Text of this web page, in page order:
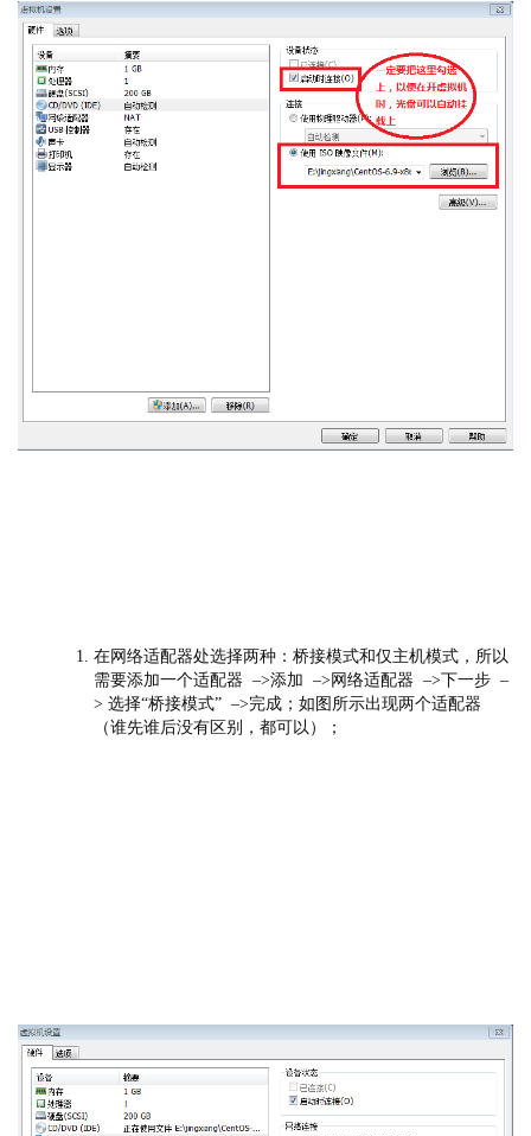
在网络适配器处选择两种：桥接模式和仅主机模式，所以
需要添加一个适配器 –>添加 –>网络适配器 –>下一步 –
> 选择“桥接模式” –>完成； 如图所示出现两个适配器
（谁先谁后没有区别，都可以）；